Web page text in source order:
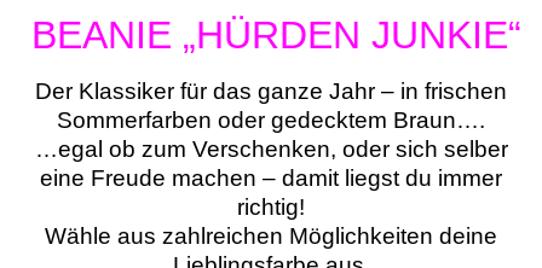
BEANIE „HÜRDEN JUNKIE“
Der Klassiker für das ganze Jahr – in frischen
Sommerfarben oder gedecktem Braun….
…egal ob zum Verschenken, oder sich selber
eine Freude machen – damit liegst du immer
richtig!
Wähle aus zahlreichen Möglichkeiten deine